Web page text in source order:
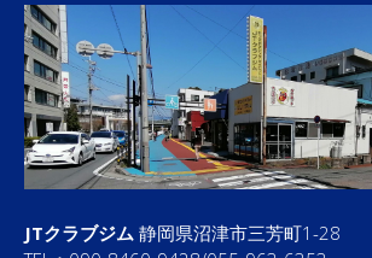
JTクラブジム 静岡県沼津市三芳町1-28